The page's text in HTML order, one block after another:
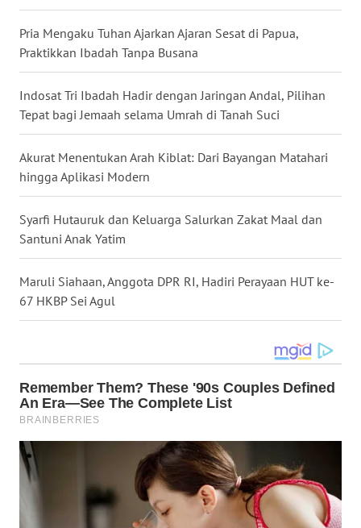
Pria Mengaku Tuhan Ajarkan Ajaran Sesat di Papua,
Praktikkan Ibadah Tanpa Busana
Indosat Tri Ibadah Hadir dengan Jaringan Andal, Pilihan
Tepat bagi Jemaah selama Umrah di Tanah Suci
Akurat Menentukan Arah Kiblat: Dari Bayangan Matahari
hingga Aplikasi Modern
Syarfi Hutauruk dan Keluarga Salurkan Zakat Maal dan
Santuni Anak Yatim
Maruli Siahaan, Anggota DPR RI, Hadiri Perayaan HUT ke-
67 HKBP Sei Agul
LABUHANBATU
TAPANULI
TENGAH
WN DELI
SERDANG
WN
TEBING
TINGGI
WN
WN